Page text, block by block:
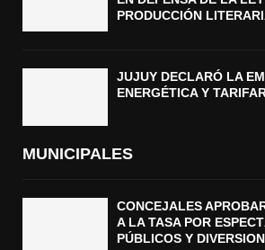
PRODUCCIÓN
JUJUY DECLARÓ LA
ENERGÉTICA Y
MUNICIPALES
CONCEJALES
A LA TASA POR
PÚBLICOS Y